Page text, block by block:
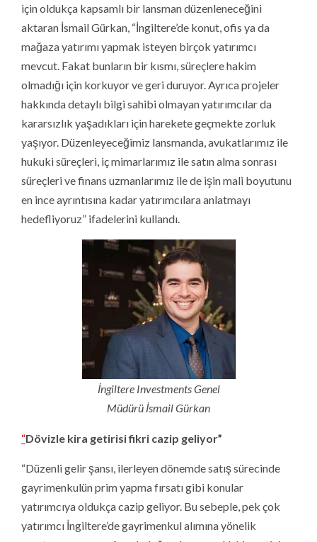
için oldukça kapsamlı bir lansman düzenleneceğini
aktaran İsmail Gürkan, “İngiltere’de konut, ofis ya da
mağaza yatırımı yapmak isteyen birçok yatırımcı
mevcut. Fakat bunların bir kısmı, süreçlere hakim
olmadığı için korkuyor ve geri duruyor. Ayrıca projeler
hakkında detaylı bilgi sahibi olmayan yatırımcılar da
kararsızlık yaşadıkları için harekete geçmekte zorluk
yaşıyor. Düzenleyeceğimiz lansmanda, avukatlarımız ile
hukuki süreçleri, iç mimarlarımız ile satın alma sonrası
süreçleri ve finans uzmanlarımız ile de işin mali boyutunu
en ince ayrıntısına kadar yatırımcılara anlatmayı
hedefliyoruz” ifadelerini kullandı.
İngiltere Investments Genel
Müdürü İsmail Gürkan
“Dövizle kira getirisi fikri cazip geliyor”
“Düzenli gelir şansı, ilerleyen dönemde satış sürecinde
gayrimenkulün prim yapma fırsatı gibi konular
yatırımcıya oldukça cazip geliyor. Bu sebeple, pek çok
yatırımcı İngiltere’de gayrimenkul alımına yönelik